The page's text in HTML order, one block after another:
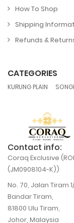
How To Shop
Shipping
Refunds &
CATEGORIES
KURUNG PLAIN
Contact info:
Coraq Exclusive
(JM0908104-K))
No. 70, Jalan Tiram
Bandar Tiram,
81800 Ulu Tiram,
Johor, Malaysia